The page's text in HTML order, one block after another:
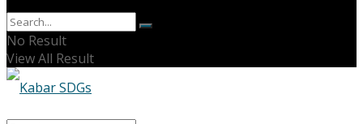
No Result
View All Result